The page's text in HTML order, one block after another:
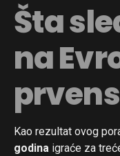
Šta
na
Kao rezultat ovog
godina igraće za